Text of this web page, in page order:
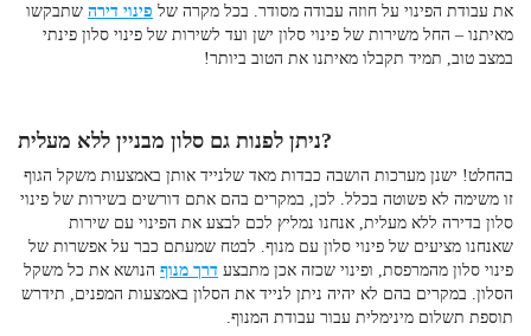
את עבודת הפינוי על חוזה עבודה מסודר. בכל מקרה של פינוי דירה שתבקשו
מאיתנו – החל משירות של פינוי סלון ישן ועד לשירות של פינוי סלון פינתי
במצב טוב, תמיד תקבלו מאיתנו את הטוב ביותר!
ניתן לפנות גם סלון מבניין ללא מעלית?
בהחלט! ישנן מערכות הושבה כבדות מאד שלנייד אותן באמצעות משקל הגוף
זו משימה לא פשוטה בכלל. לכן, במקרים בהם אתם דורשים בשירות של פינוי
סלון בדירה ללא מעלית , אנחנו נמליץ לכם לבצע את הפינוי עם שירות
שאנחנו מציעים של פינוי סלון עם מנוף . לבטח שמעתם כבר על אפשרות של
פינוי סלון מהמרפסת , ופינוי שכזה אכן מתבצע דרך מנוף הנושא את כל משקל
הסלון. במקרים בהם לא יהיה ניתן לנייד את הסלון באמצעות המפנים, תידרש
תוספת תשלום מינימלית עבור עבודת המנוף.